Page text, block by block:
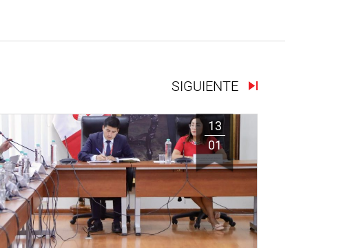
SIGUIENTE
13
01